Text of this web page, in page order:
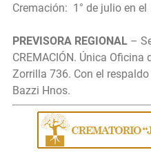
Cremación: 1° de julio en el
PREVISORA REGIONAL –
CREMACIÓN. Única
Zorrilla 736. Con el
Bazzi Hnos.